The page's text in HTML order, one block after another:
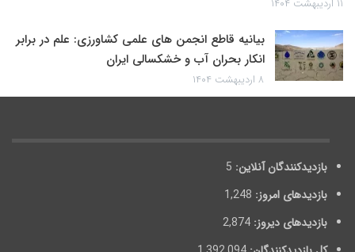
۱۱ اردیبهشت ۱۴۰۴
بیانیه قاطع انجمن های علمی کشاورزی: علم در برابر
انکار بحران آب و خشکسالی ایران
۸ اردیبهشت ۱۴۰۴
بازدیدکنندگان آنلاین: 5
بازدیدهای امروز: 1,248
بازدیدهای دیروز: 2,874